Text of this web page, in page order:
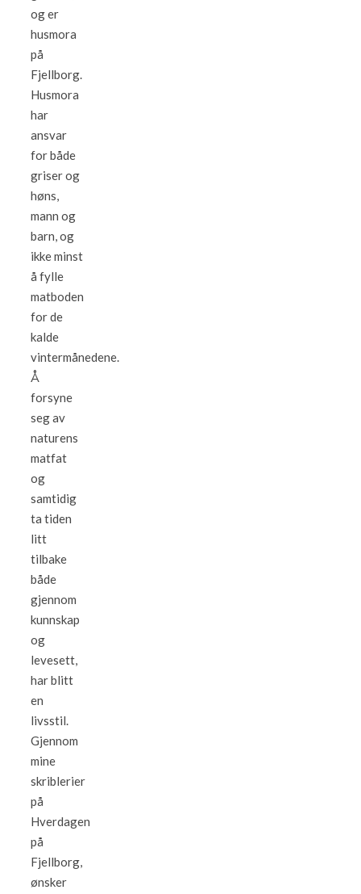
og er
husmora
på
Fjellborg.
Husmora
har
ansvar
for både
griser og
høns,
mann og
barn, og
ikke minst
å fylle
matboden
for de
kalde
vintermånedene.
Å
forsyne
seg av
naturens
matfat
og
samtidig
ta tiden
litt
tilbake
både
gjennom
kunnskap
og
levesett,
har blitt
en
livsstil.
Gjennom
mine
skriblerier
på
Hverdagen
på
Fjellborg,
ønsker